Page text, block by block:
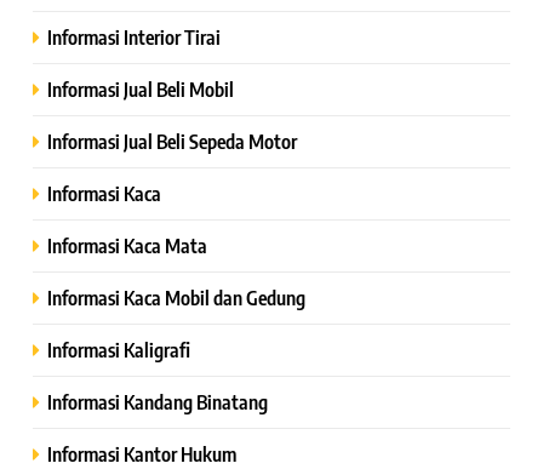
Informasi Interior Tirai
Informasi Jual Beli Mobil
Informasi Jual Beli Sepeda Motor
Informasi Kaca
Informasi Kaca Mata
Informasi Kaca Mobil dan Gedung
Informasi Kaligrafi
Informasi Kandang Binatang
Informasi Kantor Hukum